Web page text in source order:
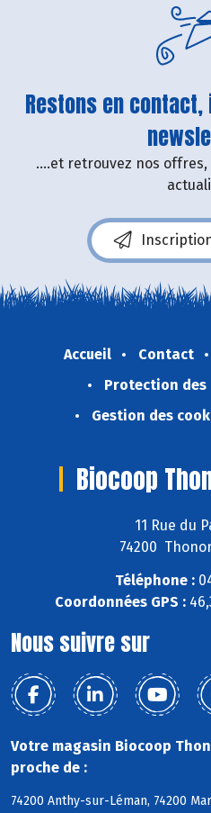
Restons en
....et retrouvez nos
Accueil Contact
Protection des
Gestion des
Biocoop
11 Rue du
74200
Téléphone :
Coordonnées GPS :
Nous suivre sur
Votre magasin Biocoop
proche de :
74200 Anthy-sur-Léman, 74200